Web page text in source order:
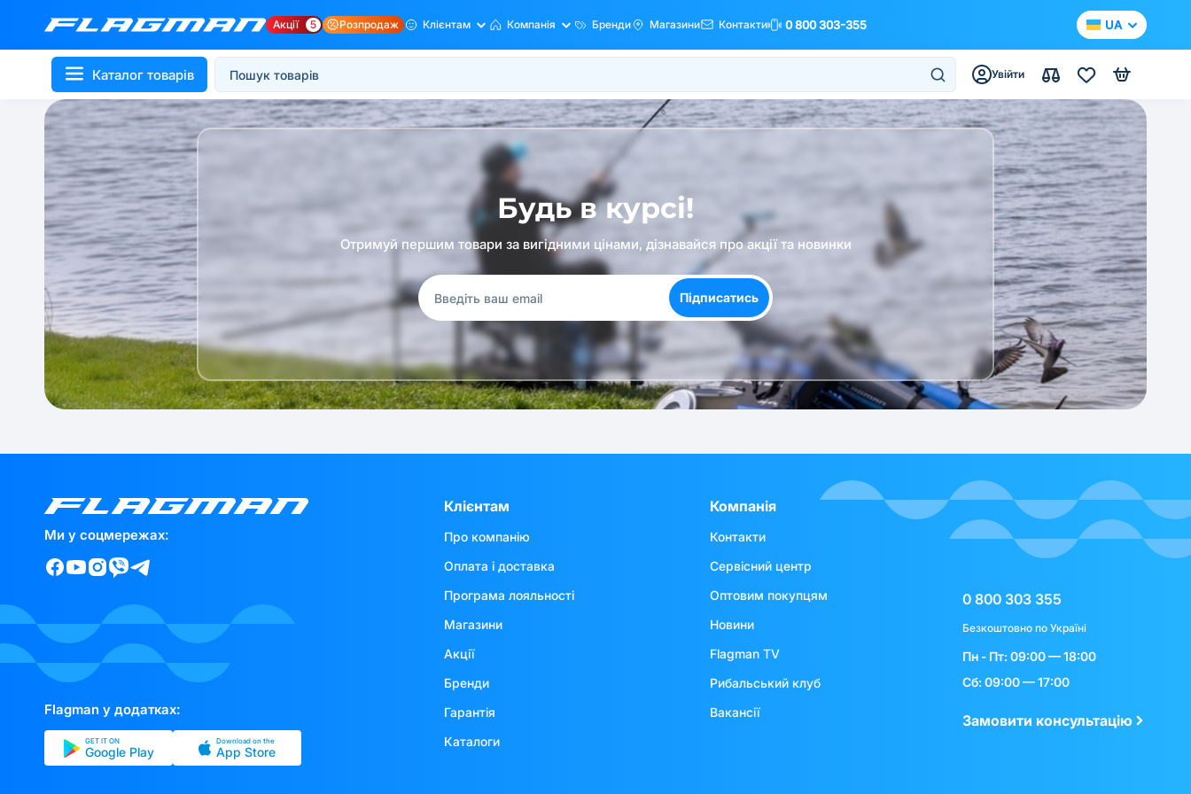
Акції 5 Розпродаж Клієнтам Компанія Бренди Магазини Контакти 0 800 303-355 UA
Каталог товарів Увійти
Будь в курсі!
Отримуй першим товари за вигідними цінами, дізнавайся про акції та новинки
Підписатись
Ми у соцмережах:
Flagman у додатках:
GET IT ON
Google Play
Download on the
App Store
Клієнтам
Про компанію
Оплата і доставка
Програма лояльності
Магазини
Акції
Бренди
Гарантія
Каталоги
Компанія
Контакти
Сервісний центр
Оптовим покупцям
Новини
Flagman TV
Рибальський клуб
Вакансії
0 800 303 355
Безкоштовно по Україні
Пн - Пт: 09:00 — 18:00
Сб: 09:00 — 17:00
Замовити консультацію